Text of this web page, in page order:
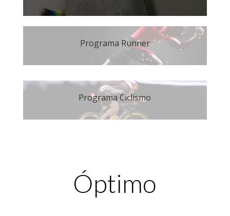
Programa Runner
Programa Ciclismo
Óptimo